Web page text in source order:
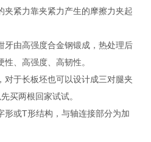
夹紧力靠夹紧力产生的摩擦力夹起
牙由高强度合金钢锻成，热处理后
、高强度、高韧性。
对于长板坯也可以设计成三对腿夹
买两根回家试试。
形或T形结构，与轴连接部分为加